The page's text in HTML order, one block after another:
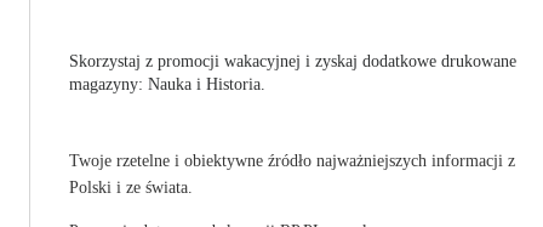
Skorzystaj z promocji wakacyjnej i zyskaj dodatkowe drukowane
magazyny: Nauka i Historia.
Twoje rzetelne i obiektywne źródło najważniejszych informacji z
Polski i ze świata.